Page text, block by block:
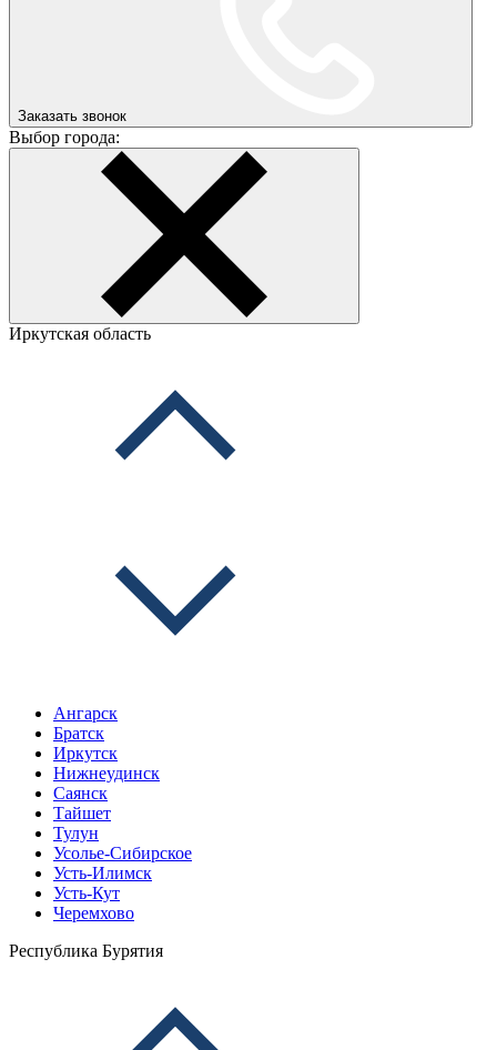
Заказать звонок
Выбор города:
Иркутская область
Ангарск
Братск
Иркутск
Нижнеудинск
Саянск
Тайшет
Тулун
Усолье-Сибирское
Усть-Илимск
Усть-Кут
Черемхово
Республика Бурятия